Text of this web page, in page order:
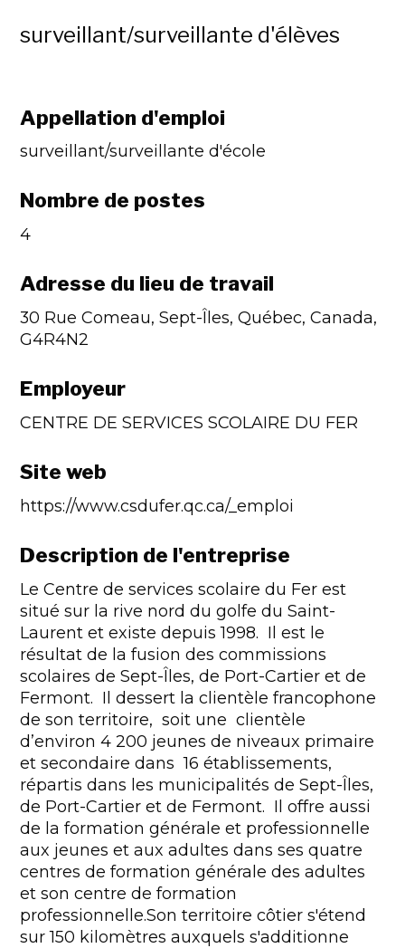
surveillant/surveillante d'élèves
Appellation d'emploi
surveillant/surveillante d'école
Nombre de postes
4
Adresse du lieu de travail
30 Rue Comeau, Sept-Îles, Québec, Canada,
G4R4N2
Employeur
CENTRE DE SERVICES SCOLAIRE DU FER
Site web
https://www.csdufer.qc.ca/_emploi
Description de l'entreprise
Le Centre de services scolaire du Fer est
situé sur la rive nord du golfe du Saint-
Laurent et existe depuis 1998. Il est le
résultat de la fusion des commissions
scolaires de Sept-Îles, de Port-Cartier et de
Fermont. Il dessert la clientèle francophone
de son territoire, soit une clientèle
d’environ 4 200 jeunes de niveaux primaire
et secondaire dans 16 établissements,
répartis dans les municipalités de Sept-Îles,
de Port-Cartier et de Fermont. Il offre aussi
de la formation générale et professionnelle
aux jeunes et aux adultes dans ses quatre
centres de formation générale des adultes
et son centre de formation
professionnelle.Son territoire côtier s'étend
sur 150 kilomètres auxquels s'additionne